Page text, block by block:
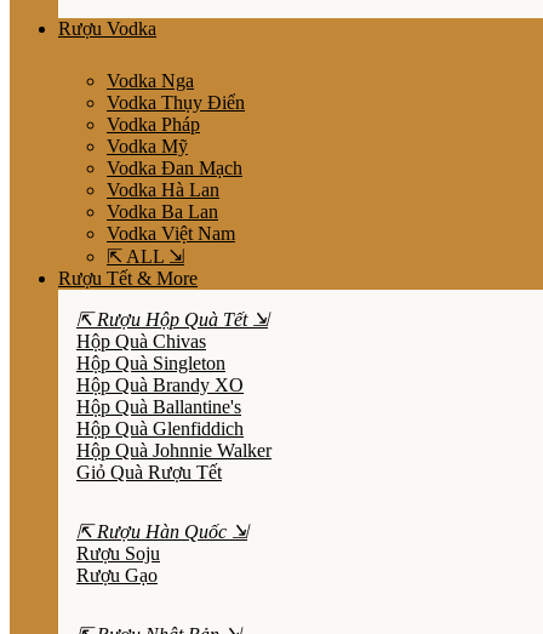
Rượu Vodka
Vodka Nga
Vodka Thụy Điển
Vodka Pháp
Vodka Mỹ
Vodka Đan Mạch
Vodka Hà Lan
Vodka Ba Lan
Vodka Việt Nam
⇱ ALL ⇲
Rượu Tết & More
⇱ Rượu Hộp Quà Tết ⇲
Hộp Quà Chivas
Hộp Quà Singleton
Hộp Quà Brandy XO
Hộp Quà Ballantine's
Hộp Quà Glenfiddich
Hộp Quà Johnnie Walker
Giỏ Quà Rượu Tết
⇱ Rượu Hàn Quốc ⇲
Rượu Soju
Rượu Gạo